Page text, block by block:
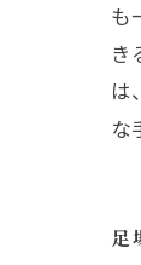
も
き
は
な
足